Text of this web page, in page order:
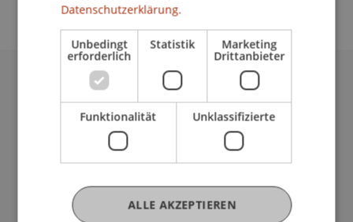
Universität Liechtenstein
Fürst-Franz-Josef-Strasse
info@uni.li
Fußzeile Rechtliche Hinweise
Rechtssammlung
Datenschutzerklärung.
Unbedingt
erforderlich
Statistik Marketing
Drittanbieter
Funktionalität Unklassifizierte
ALLE AKZEPTIEREN